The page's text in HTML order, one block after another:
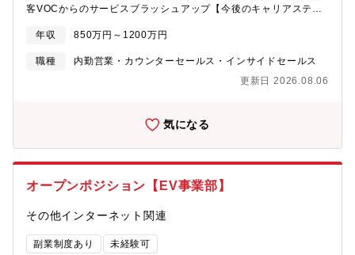
客VOCからのサービスブラッシュアップ【今後のキャリアステッ
ち、最終的には業務執行責任者へと昇進するキャリアパスです。
【チーム・組織の役割】■拡大期のBPaaS事業において、既存顧
客への適切な顧客体験の創造■単純なexpansion戦略だけではな
く、コンサル要素を多分に含んだサービス全体を捉えた提供価値
のLTV最大化とそのマネジメント【会社紹介】私たちが挑むのは、
からの変革です。少子高齢化という抗えない潮流の中で、国内事
拓く。その働き方を変えるために、AIエージェントを組み込んだ
で社会に実装します。目指しているのは、単なるシステムの提供
ではありません。AIをはじめとする最先端のテクノロジーと専門
性の高い人材が協働し、あらゆる企業のノンコア業務を標準化し
年収 850万円～1200万円
職種
内勤営業・カウンターセールス・インサイドセールス
更新日 2026.08.06
気になる
オープンポジション【EV事業部】
その他インターネット関連
副業制度あり 未経験可